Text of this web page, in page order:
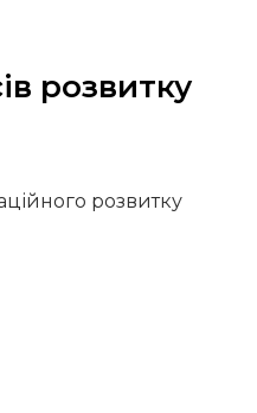
розвитку
розвитку